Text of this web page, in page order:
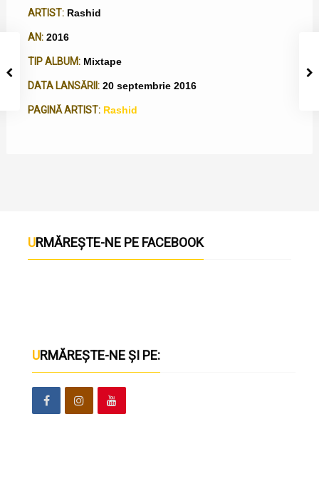
ARTIST: Rashid
AN: 2016
TIP ALBUM: Mixtape
DATA LANSĂRII: 20 septembrie 2016
PAGINĂ ARTIST: Rashid
URMĂREȘTE-NE PE FACEBOOK
URMĂREȘTE-NE ȘI PE: